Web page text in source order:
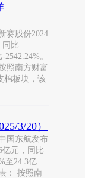
赛股份2024
同比
。
照南方财富
棉板块，该
3/20）
国东航发布
亿元，同比
至24.3亿
： 按照南